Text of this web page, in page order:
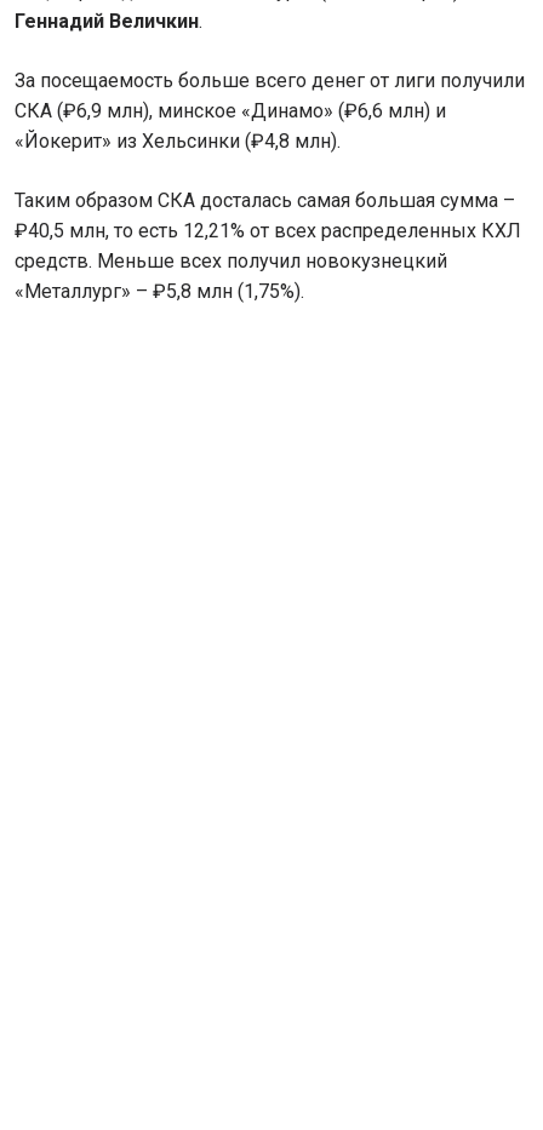
Геннадий Величкин.
За посещаемость больше всего денег от лиги получили
СКА (₽6,9 млн), минское «Динамо» (₽6,6 млн) и
«Йокерит» из Хельсинки (₽4,8 млн).
Таким образом СКА досталась самая большая сумма –
₽40,5 млн, то есть 12,21% от всех распределенных КХЛ
средств. Меньше всех получил новокузнецкий
«Металлург» – ₽5,8 млн (1,75%).